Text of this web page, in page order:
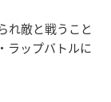
れ敵と戦うこと
ラップバトルに